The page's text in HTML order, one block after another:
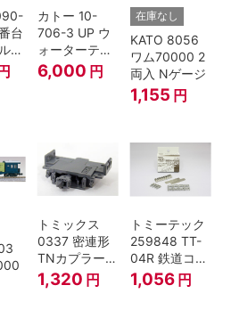
台
ー
カトー 10-
706-3 UP ウ
ォーターテン
ダー 2両入
6,000 円
在庫なし
KATO 8056
ワム70000 2
両入 Nゲージ
1,155 円
トミックス
0337 密連形
TNカプラー
(6個入・SPタ
イプ)
1,320 円
トミーテック
259848 TT-
04R 鉄道コレ
クション
1,056 円